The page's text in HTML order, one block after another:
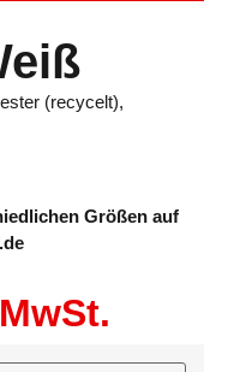
(recycelt),
Größen auf